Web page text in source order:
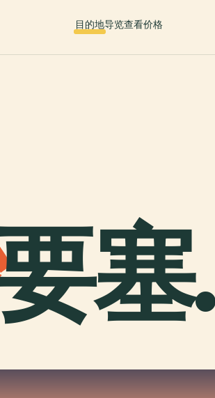
目的地导览查看价格
塞.